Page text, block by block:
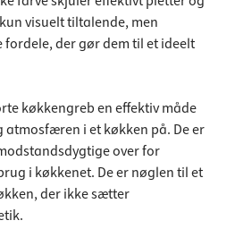
visuelt tiltalende, men
der gør dem til et ideelt
køkkengreb en effektiv måde
i et køkken på. De er
over for
i køkkenet. De er nøglen til et
der ikke sætter